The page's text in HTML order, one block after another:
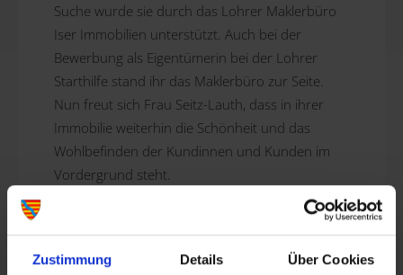
Zustimmung Details Über Cookies
Suche wurde sie durch das Lohrer Maklerbüro
Iser Immobilien unterstützt. Auch bei der
Bewerbung als Eigentümerin bei der Lohrer
Starthilfe stand ihr das Maklerbüro zur Seite.
Nun freut sich Frau Seitz-Lauth, dass in ihrer
Immobilie weiterhin die Schönheit und das
Wohlbefinden der Kundinnen und Kunden im
Vordergrund steht.
Die Lohrer Starthilfe erleichtert Gründerinnen
und Gründern den Einstieg in die